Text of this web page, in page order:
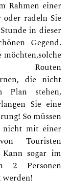
Rahmen einer
oder radeln Sie
in dieser
Gegend.
möchten,solche
Routen
die nicht
Plan stehen,
Sie eine
So müssen
nicht mit einer
Touristen
Kann sogar im
2 Personen
werden!